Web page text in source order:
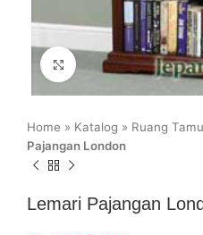
Click to enlarge
Home » Katalog » Ruang Tamu
Pajangan London
Lemari Pajangan